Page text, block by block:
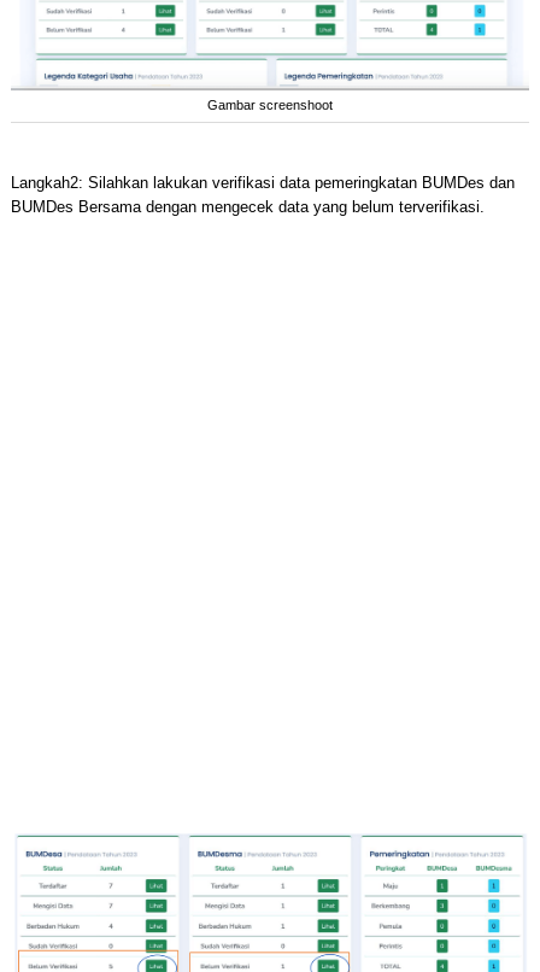
Gambar screenshoot
Langkah2: Silahkan lakukan verifikasi data pemeringkatan BUMDes dan
BUMDes Bersama dengan mengecek data yang belum terverifikasi.